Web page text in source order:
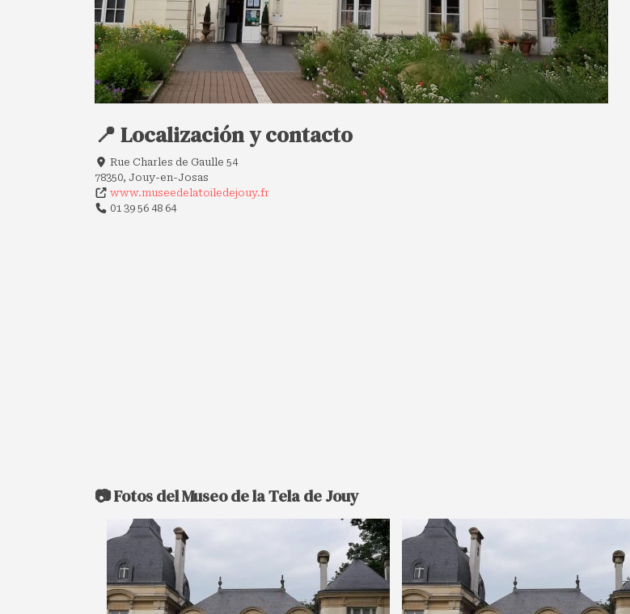
📍 Localización y contacto
Rue Charles de Gaulle 54
78350, Jouy-en-Josas
www.museedelatoiledejouy.fr
01 39 56 48 64
📷 Fotos del Museo de la Tela de Jouy